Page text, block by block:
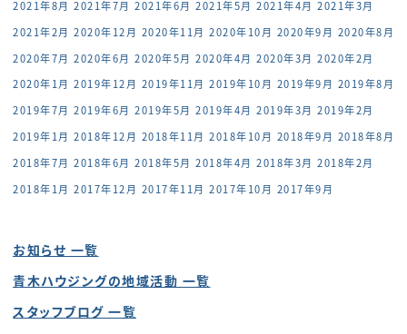
2021年8月 2021年7月 2021年6月 2021年5月 2021年4月 2021年3月
2021年2月 2020年12月 2020年11月 2020年10月 2020年9月 2020年8月
2020年7月 2020年6月 2020年5月 2020年4月 2020年3月 2020年2月
2020年1月 2019年12月 2019年11月 2019年10月 2019年9月 2019年8月
2019年7月 2019年6月 2019年5月 2019年4月 2019年3月 2019年2月
2019年1月 2018年12月 2018年11月 2018年10月 2018年9月 2018年8月
2018年7月 2018年6月 2018年5月 2018年4月 2018年3月 2018年2月
2018年1月 2017年12月 2017年11月 2017年10月 2017年9月
お知らせ 一覧
青木ハウジングの地域活動 一覧
スタッフブログ 一覧